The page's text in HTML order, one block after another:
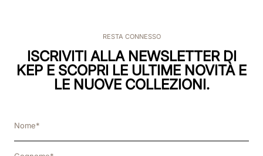
RESTA CONNESSO
ISCRIVITI ALLA NEWSLETTER DI
KEP E SCOPRI LE ULTIME NOVITÀ E
LE NUOVE COLLEZIONI.